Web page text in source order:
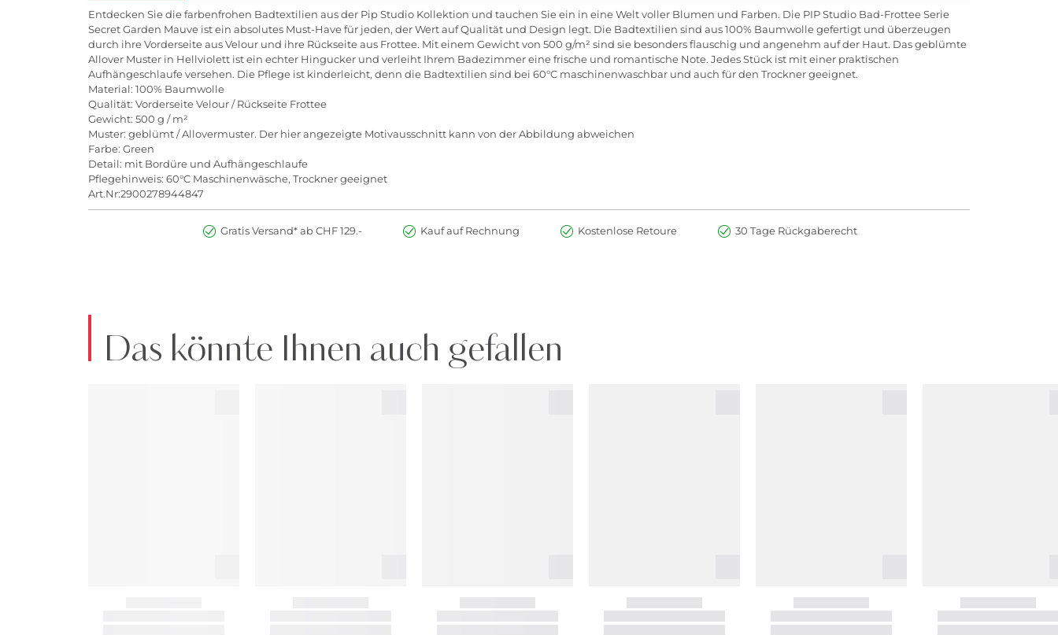
Entdecken Sie die farbenfrohen Badtextilien aus der Pip Studio Kollektion und tauchen Sie ein in eine Welt voller Blumen und Farben. Die PIP Studio Bad-Frottee Serie
Secret Garden Mauve ist ein absolutes Must-Have für jeden, der Wert auf Qualität und Design legt. Die Badtextilien sind aus 100% Baumwolle gefertigt und überzeugen
durch ihre Vorderseite aus Velour und ihre Rückseite aus Frottee. Mit einem Gewicht von 500 g/m² sind sie besonders flauschig und angenehm auf der Haut. Das geblümte
Allover Muster in Hellviolett ist ein echter Hingucker und verleiht Ihrem Badezimmer eine frische und romantische Note. Jedes Stück ist mit einer praktischen
Aufhängeschlaufe versehen. Die Pflege ist kinderleicht, denn die Badtextilien sind bei 60°C maschinenwaschbar und auch für den Trockner geeignet.
Material: 100% Baumwolle
Qualität: Vorderseite Velour / Rückseite Frottee
Gewicht: 500 g / m²
Muster: geblümt / Allovermuster. Der hier angezeigte Motivausschnitt kann von der Abbildung abweichen
Farbe: Green
Detail: mit Bordüre und Aufhängeschlaufe
Pflegehinweis: 60°C Maschinenwäsche, Trockner geeignet
Art.Nr:2900278944847
Gratis Versand* ab CHF 129.- Kauf auf Rechnung Kostenlose Retoure 30 Tage Rückgaberecht
Das könnte Ihnen auch gefallen